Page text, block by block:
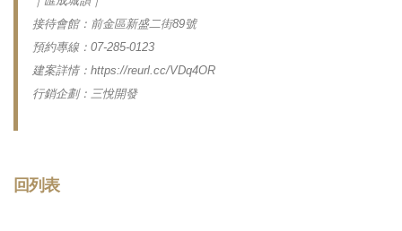
接待會館：前金區新盛二街89號
預約專線：07-285-0123
建案詳情：https://reurl.cc/VDq4OR
行銷企劃：三悅開發
回列表